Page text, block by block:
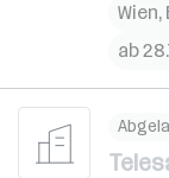
Wien,
ab